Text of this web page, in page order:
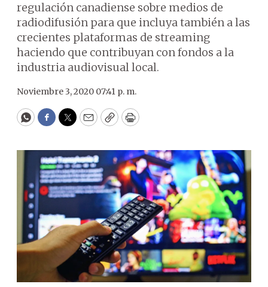
regulación canadiense sobre medios de
radiodifusión para que incluya también a las
crecientes plataformas de streaming
haciendo que contribuyan con fondos a la
industria audiovisual local.
Noviembre 3, 2020 07:41 p. m.
WhatsApp
Facebook
Twitter
EmailCopyPrint